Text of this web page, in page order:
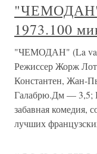
"ЧЕМОДАН"
1973.100
"ЧЕМОДАН" (La
Режиссер Жорж
Константен, Жан-
Галабрю.Дм — 3,5;
забавная комедия,
лучших